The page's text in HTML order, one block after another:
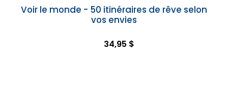
Voir le monde - 50 itinéraires de rêve selon
vos envies
34,95 $